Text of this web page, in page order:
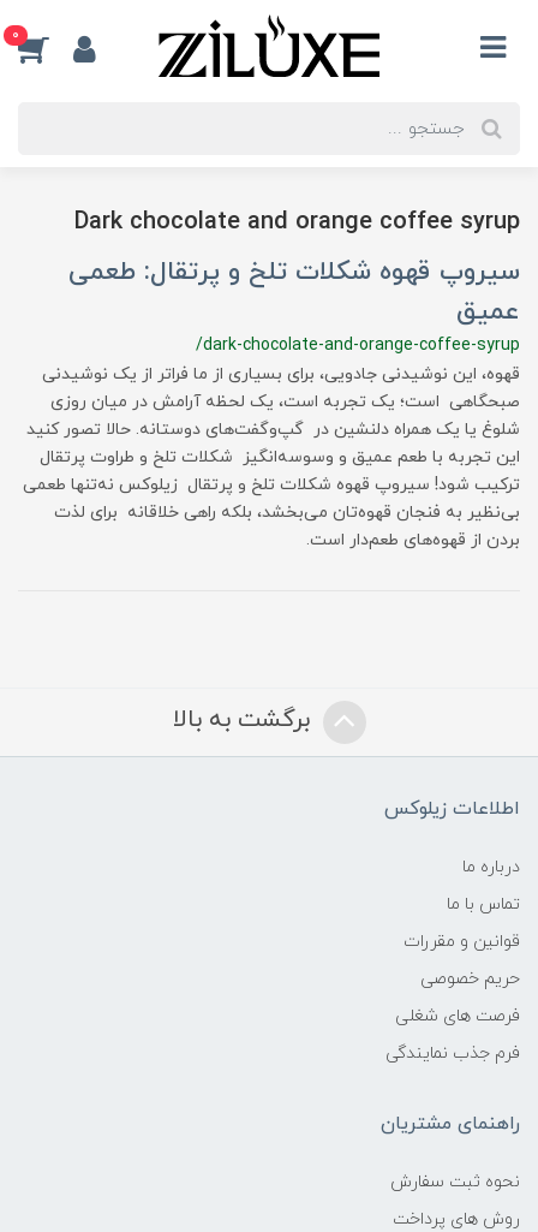
0
Dark chocolate and orange coffee syrup
سیروپ قهوه شکلات تلخ و پرتقال: طعمی
عمیق
/dark-chocolate-and-orange-coffee-syrup
قهوه، این نوشیدنی جادویی، برای بسیاری از ما فراتر از یک نوشیدنی
صبحگاهی است؛ یک تجربه است، یک لحظه آرامش در میان روزی
شلوغ یا یک همراه دلنشین در گپ‌وگفت‌های دوستانه. حالا تصور کنید
این تجربه با طعم عمیق و وسوسه‌انگیز شکلات تلخ و طراوت پرتقال
ترکیب شود! سیروپ قهوه شکلات تلخ و پرتقال زیلوکس نه‌تنها طعمی
بی‌نظیر به فنجان قهوه‌تان می‌بخشد، بلکه راهی خلاقانه برای لذت
بردن از قهوه‌های طعم‌دار است.
برگشت به بالا
اطلاعات زیلوکس
درباره ما
تماس با ما
قوانین و مقررات
حریم خصوصی
فرصت های شغلی
فرم جذب نمایندگی
راهنمای مشتریان
نحوه ثبت سفارش
روش های پرداخت